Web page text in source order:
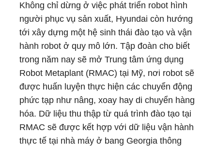
Không chỉ dừng ở việc phát triển robot hình
người phục vụ sản xuất, Hyundai còn hướng
tới xây dựng một hệ sinh thái đào tạo và vận
hành robot ở quy mô lớn. Tập đoàn cho biết
trong năm nay sẽ mở Trung tâm ứng dụng
Robot Metaplant (RMAC) tại Mỹ, nơi robot sẽ
được huấn luyện thực hiện các chuyển động
phức tạp như nâng, xoay hay di chuyển hàng
hóa. Dữ liệu thu thập từ quá trình đào tạo tại
RMAC sẽ được kết hợp với dữ liệu vận hành
thực tế tại nhà máy ở bang Georgia thông